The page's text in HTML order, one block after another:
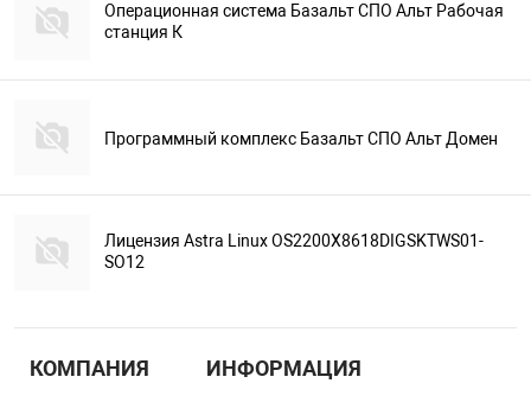
Операционная система Базальт СПО Альт Рабочая
станция К
Программный комплекс Базальт СПО Альт Домен
Лицензия Astra Linux OS2200X8618DIGSKTWS01-
SO12
КОМПАНИЯ ИНФОРМАЦИЯ